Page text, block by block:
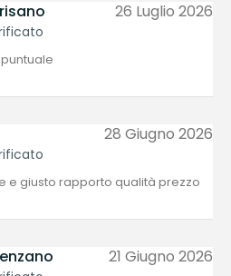
26 Luglio 2026
28 Giugno 2026
e giusto rapporto qualità prezzo
21 Giugno 2026